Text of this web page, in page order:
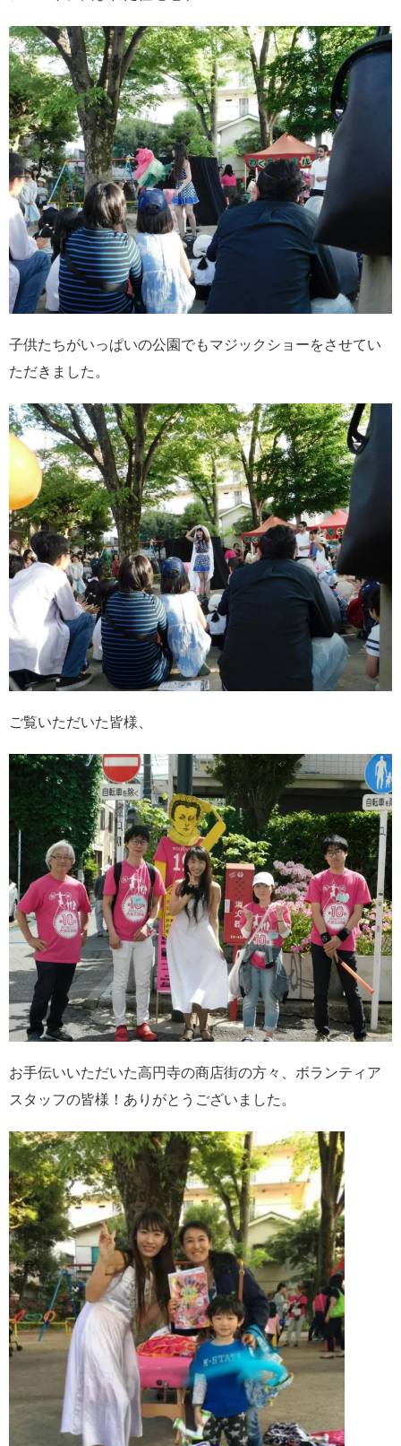
子供たちがいっぱいの公園でもマジックショーをさせてい
ただきました。
ご覧いただいた皆様、
お手伝いいただいた高円寺の商店街の方々、ボランティア
スタッフの皆様！ありがとうございました。